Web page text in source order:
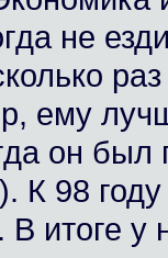
не
ему
он был
). К 98
итоге у